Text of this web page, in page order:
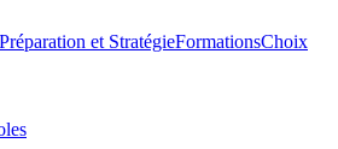
Préparation et StratégieFormationsChoix